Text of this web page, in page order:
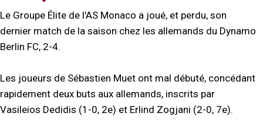
Le Groupe Élite de l'AS Monaco a joué, et perdu, son
dernier match de la saison chez les allemands du Dynamo
Berlin FC, 2-4.
Les joueurs de Sébastien Muet ont mal débuté, concédant
rapidement deux buts aux allemands, inscrits par
Vasileios Dedidis (1-0, 2e) et Erlind Zogjani (2-0, 7e).